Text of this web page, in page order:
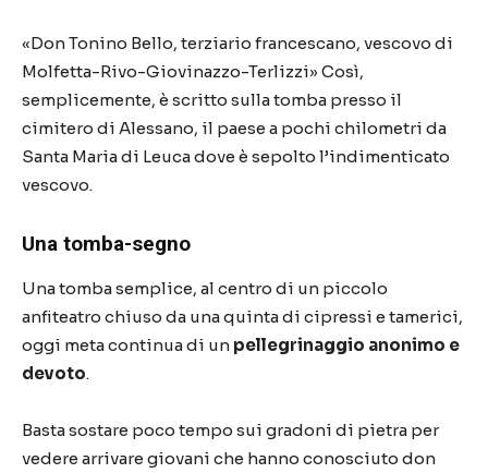
«Don Tonino Bello, terziario francescano, vescovo di
Molfetta-Rivo-Giovinazzo-Terlizzi» Così,
semplicemente, è scritto sulla tomba presso il
cimitero di Alessano, il paese a pochi chilometri da
Santa Maria di Leuca dove è sepolto l’indimenticato
vescovo.
Una tomba-segno
Una tomba semplice, al centro di un piccolo
anfiteatro chiuso da una quinta di cipressi e tamerici,
oggi meta continua di un pellegrinaggio anonimo e
devoto.
Basta sostare poco tempo sui gradoni di pietra per
vedere arrivare giovani che hanno conosciuto don